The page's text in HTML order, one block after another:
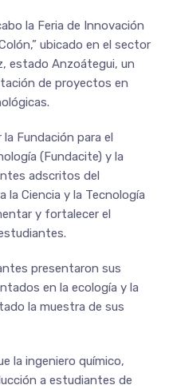
la Feria de Innovación
ubicado en el sector
estado Anzoátegui, un
de proyectos en
Fundación para el
(Fundacite) y la
adscritos del
la Ciencia y la Tecnología
y fortalecer el
presentaron sus
en la ecología y la
la muestra de sus
la ingeniero químico,
a estudiantes de